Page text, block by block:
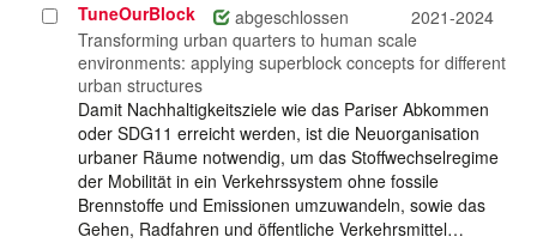
Projekt
auswählen
TuneOurBlock abgeschlossen
2021-2024
Transforming urban quarters to human scale
environments: applying superblock concepts for different
urban structures
Damit Nachhaltigkeitsziele wie das Pariser Abkommen
oder SDG11 erreicht werden, ist die Neuorganisation
urbaner Räume notwendig, um das Stoffwechselregime
der Mobilität in ein Verkehrssystem ohne fossile
Brennstoffe und Emissionen umzuwandeln, sowie das
Gehen, Radfahren und öffentliche Verkehrsmittel…